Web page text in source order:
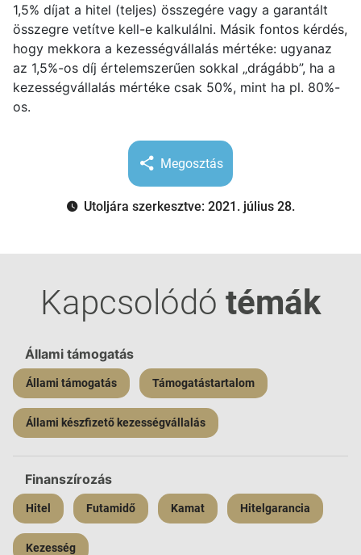
1,5% díjat a hitel (teljes) összegére vagy a garantált
összegre vetítve kell-e kalkulálni. Másik fontos kérdés,
hogy mekkora a kezességvállalás mértéke: ugyanaz
az 1,5%-os díj értelemszerűen sokkal „drágább”, ha a
kezességvállalás mértéke csak 50%, mint ha pl. 80%-
os.
Megosztás
Utoljára szerkesztve: 2021. július 28.
Kapcsolódó témák
Állami támogatás
Állami támogatás Támogatástartalom
Állami készfizető kezességvállalás
Finanszírozás
Hitel Futamidő Kamat Hitelgarancia
Kezesség